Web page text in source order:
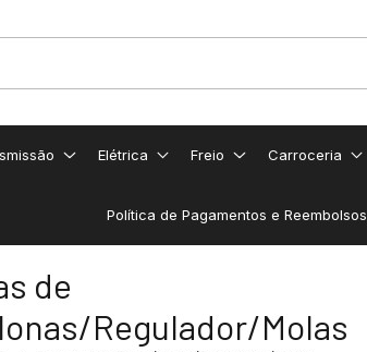
Elétrica Freio Carroceria
Política de Pagamentos e Reembolsos
de
Regulador/Molas